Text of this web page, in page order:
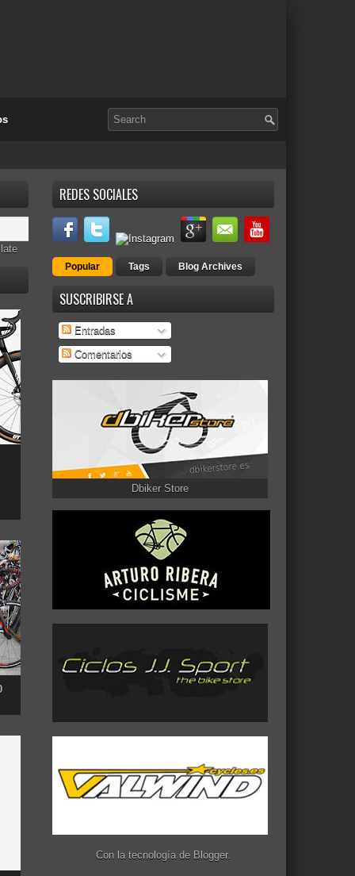
REDES SOCIALES
Popular Tags Blog Archives
SUSCRIBIRSE A
Entradas
Comentarios
Dbiker Store
Con la tecnología de Blogger.